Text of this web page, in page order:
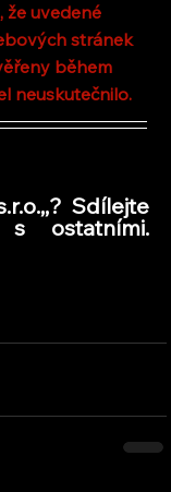
že uvedené
stránek
během
neuskutečnilo.
,? Sdílejte
ostatními.